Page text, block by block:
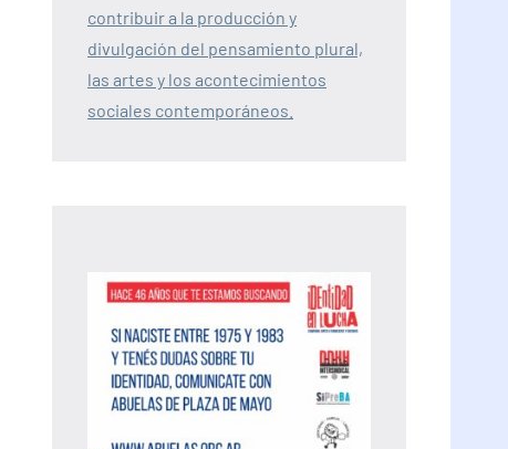
contribuir a la producción y
divulgación del pensamiento plural,
las artes y los acontecimientos
sociales contemporáneos.